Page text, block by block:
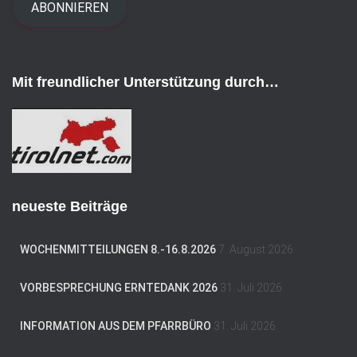
d
e
s
e
ABONNIEREN
Mit freundlicher Unterstützung durch…
neueste Beiträge
WOCHENMITTEILUNGEN 8.-16.8.2026 7. August 2026
VORBESPRECHUNG ERNTEDANK 2026 31. Juli 2026
INFORMATION AUS DEM PFARRBÜRO 31. Juli 2026